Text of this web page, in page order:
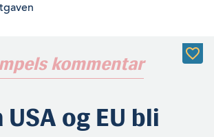
kommentar
USA og EU bli